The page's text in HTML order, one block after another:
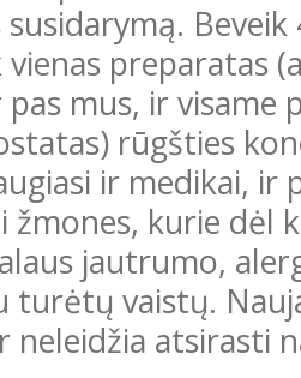
preparatas
mus, ir visame
rūgšties
ir medikai, ir
žmones, kurie dėl
jautrumo,
turėtų vaistų.
neleidžia atsirasti